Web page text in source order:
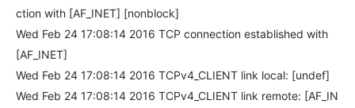
ction with [AF_INET] [nonblock]
Wed Feb 24 17:08:14 2016 TCP connection established with
[AF_INET]
Wed Feb 24 17:08:14 2016 TCPv4_CLIENT link local: [undef]
Wed Feb 24 17:08:14 2016 TCPv4_CLIENT link remote: [AF_IN